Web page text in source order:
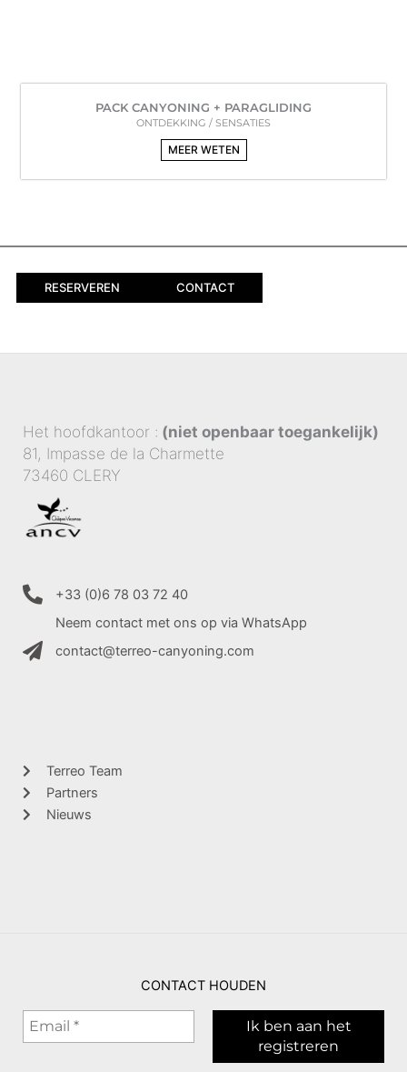
PACK CANYONING + PARAGLIDING
ONTDEKKING / SENSATIES
MEER WETEN
RESERVEREN CONTACT
Het hoofdkantoor : (niet openbaar toegankelijk)
81, Impasse de la Charmette
73460 CLERY
+33 (0)6 78 03 72 40
Neem contact met ons op via WhatsApp
contact@terreo-canyoning.com
Terreo Team
Partners
Nieuws
CONTACT HOUDEN